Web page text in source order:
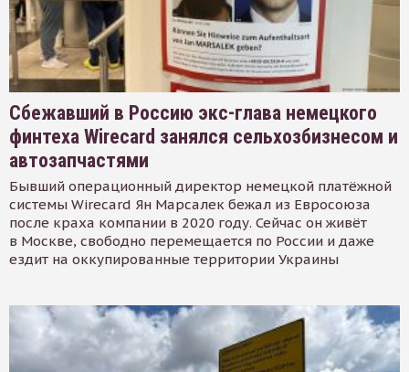
Сбежавший в Россию экс-глава немецкого
финтеха Wirecard занялся сельхозбизнесом и
автозапчастями
Бывший операционный директор немецкой платёжной
системы Wirecard Ян Марсалек бежал из Евросоюза
после краха компании в 2020 году. Сейчас он живёт
в Москве, свободно перемещается по России и даже
ездит на оккупированные территории Украины